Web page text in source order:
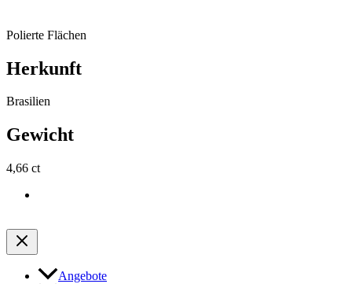
Polierte Flächen
Herkunft
Brasilien
Gewicht
4,66 ct
Angebote